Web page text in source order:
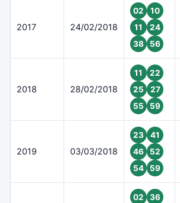
2017 24/02/2018
02
10
11
24
38
56
2018 28/02/2018
11
22
25
27
55
59
2019 03/03/2018
23
41
46
52
54
59
02
36